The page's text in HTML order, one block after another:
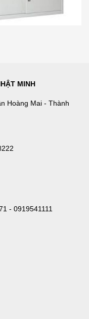
MINH
Hoàng Mai - Thành
- 0919541111